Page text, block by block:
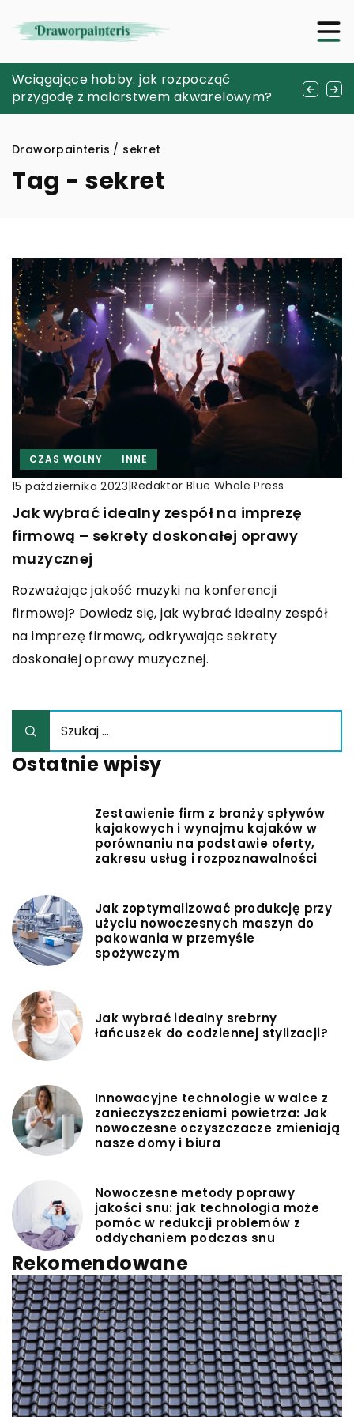
Dlaczego warto spróbować swoich sił w
tworzeniu własnych świec sojowych?
Wciągające hobby: jak rozpocząć
przygodę z malarstwem akwarelowym?
Digitalizacja procesów rekrutacji: Jak
usprawnić rekrutację w erze cyfrowej?
Draworpainteris / sekret
Tag - sekret
CZAS WOLNY INNE
15 października 2023|Redaktor Blue Whale Press
Jak wybrać idealny zespół na imprezę
firmową – sekrety doskonałej oprawy
muzycznej
Rozważając jakość muzyki na konferencji
firmowej? Dowiedz się, jak wybrać idealny zespół
na imprezę firmową, odkrywając sekrety
doskonałej oprawy muzycznej.
Ostatnie wpisy
Zestawienie firm z branży spływów
kajakowych i wynajmu kajaków w
porównaniu na podstawie oferty,
zakresu usług i rozpoznawalności
Jak zoptymalizować produkcję przy
użyciu nowoczesnych maszyn do
pakowania w przemyśle
spożywczym
Jak wybrać idealny srebrny
łańcuszek do codziennej stylizacji?
Innowacyjne technologie w walce z
zanieczyszczeniami powietrza: Jak
nowoczesne oczyszczacze zmieniają
nasze domy i biura
Nowoczesne metody poprawy
jakości snu: jak technologia może
pomóc w redukcji problemów z
oddychaniem podczas snu
Rekomendowane